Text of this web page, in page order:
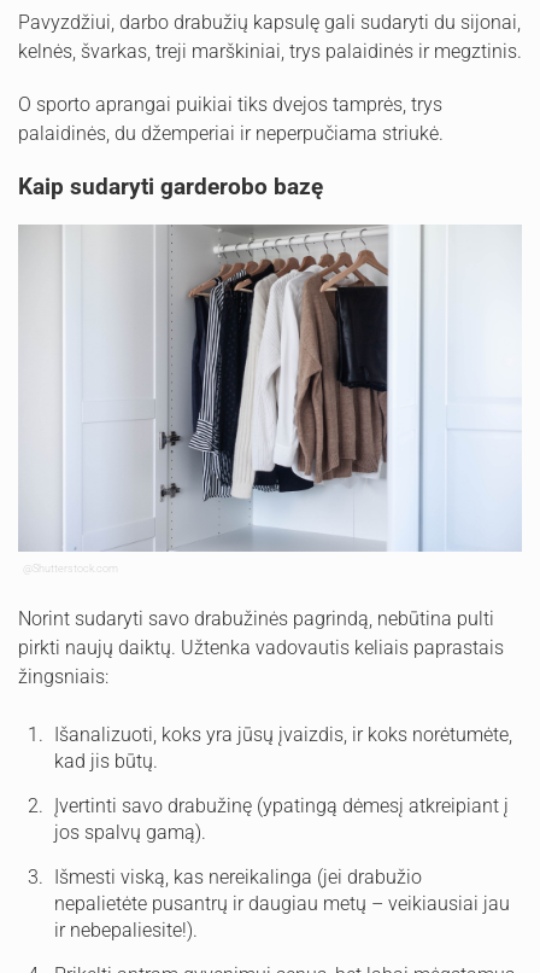
Pavyzdžiui, darbo drabužių kapsulę gali sudaryti du sijonai,
kelnės, švarkas, treji marškiniai, trys palaidinės ir megztinis.
O sporto aprangai puikiai tiks dvejos tamprės, trys
palaidinės, du džemperiai ir neperpučiama striukė.
Kaip sudaryti garderobo bazę
@Shutterstock.com
Norint sudaryti savo drabužinės pagrindą, nebūtina pulti
pirkti naujų daiktų. Užtenka vadovautis keliais paprastais
žingsniais:
Išanalizuoti, koks yra jūsų įvaizdis, ir koks norėtumėte,
kad jis būtų.
Įvertinti savo drabužinę (ypatingą dėmesį atkreipiant į
jos spalvų gamą).
Išmesti viską, kas nereikalinga (jei drabužio
nepalietėte pusantrų ir daugiau metų – veikiausiai jau
ir nebepaliesite!).